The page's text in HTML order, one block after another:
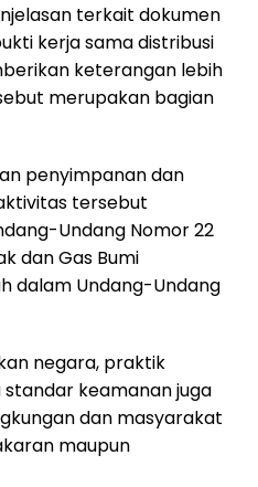
terkait dokumen
kerja sama distribusi
keterangan lebih
merupakan bagian
penyimpanan dan
tersebut
Undang Nomor 22
dan Gas Bumi
dalam Undang-Undang
negara, praktik
keamanan juga
dan masyarakat
maupun